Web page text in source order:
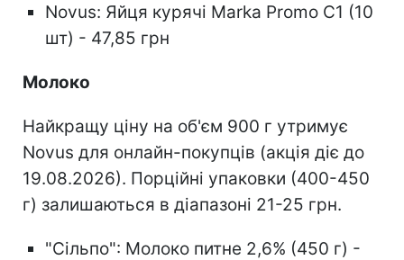
Novus: Яйця курячі Marka Promo С1 (10
шт) - 47,85 грн
Молоко
Найкращу ціну на об'єм 900 г утримує
Novus для онлайн-покупців (акція діє до
19.08.2026). Порційні упаковки (400-450
г) залишаються в діапазоні 21-25 грн.
"Сільпо": Молоко питне 2,6% (450 г) -